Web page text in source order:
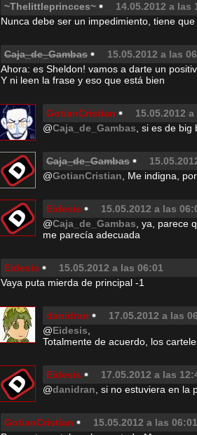
~Thelittleprincces~
14.05.2012 a las
Nunca debe ser un impedimiento, tiene
Caja_de_Gambas
15.05.2012 a las
Ahora: es Sheldon! vamos a darte un
Y ni leen la frase y eso que está bien
GotianCristian
15.05.2012
@Caja_de_Gambas , si es de
Caja_de_Gambas
@GotianCristian , Me indigna,
Eidesis
15.05.2012 a las
@Caja_de_Gambas , ya, parece
me parecía adecuada
Eidesis
15.05.2012 a las 06:01
Vaya puta mierda de principal -1
danidran
17.05.2012 a las
@Eidesis
Totalmente de acuerdo, los
Eidesis
17.05.2012 a las
@danidran , si no estuviera en la
GotianCristian
15.05.2012 a las 06:01